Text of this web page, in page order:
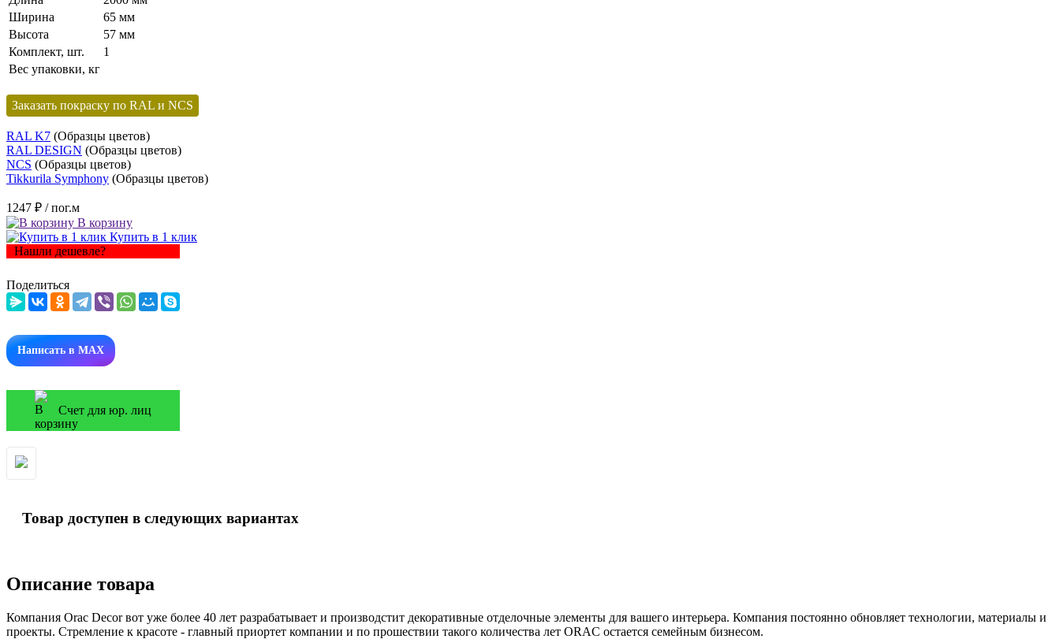
Ширина
65 мм
Высота
57 мм
Комплект, шт.
1
Вес упаковки, кг
Заказать покраску по RAL и NCS
RAL K7 (Образцы цветов)
RAL DESIGN (Образцы цветов)
NCS (Образцы цветов)
Tikkurila Symphony (Образцы цветов)
1247 ₽ / пог.м
В корзину
Купить в 1 клик
Нашли дешевле?
Поделиться
Написать в MAX
Счет для юр. лиц
Товар доступен в следующих вариантах
Описание товара
Компания Orac Decor вот уже более 40 лет разрабатывает и производстит декоративные отделочные элементы для вашего интерьера. Компания постоянно обновляет технологии, материалы и
проекты. Стремление к красоте - главный приортет компании и по прошествии такого количества лет ORAC остается семейным бизнесом.